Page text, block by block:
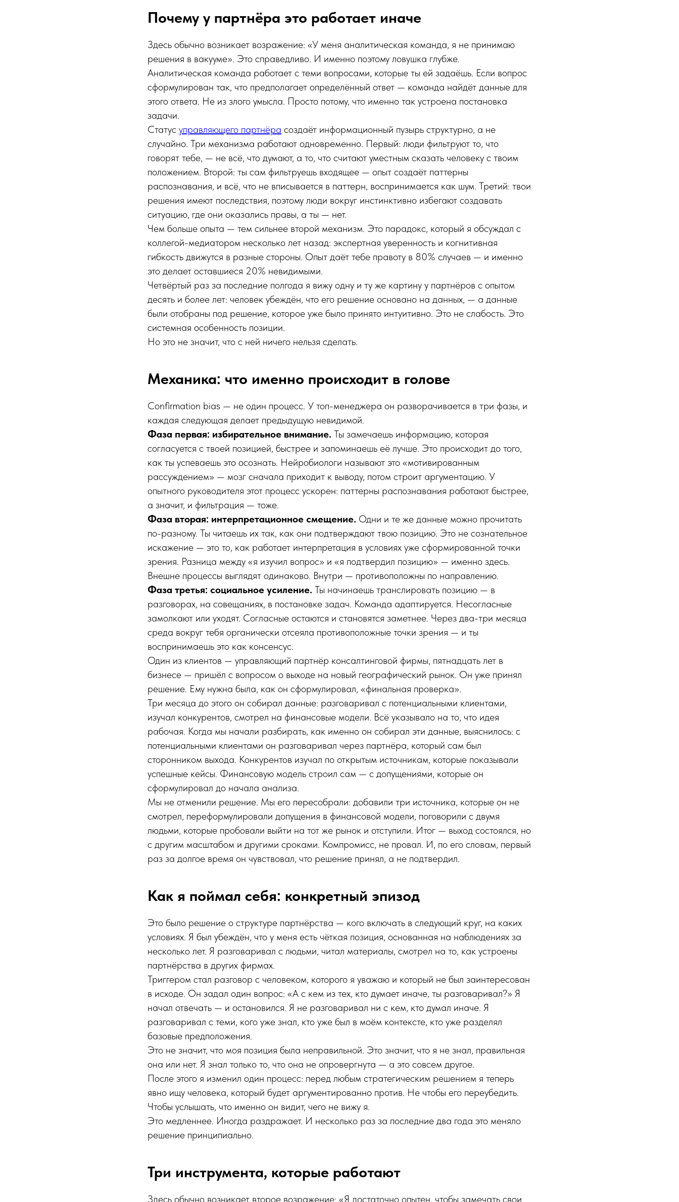
Почему у партнёра это работает иначе
Здесь обычно возникает возражение: «У меня аналитическая команда, я не принимаю
решения в вакууме». Это справедливо. И именно поэтому ловушка глубже.
Аналитическая команда работает с теми вопросами, которые ты ей задаёшь. Если вопрос
сформулирован так, что предполагает определённый ответ — команда найдёт данные для
этого ответа. Не из злого умысла. Просто потому, что именно так устроена постановка
задачи.
Статус управляющего партнёра создаёт информационный пузырь структурно, а не
случайно. Три механизма работают одновременно. Первый: люди фильтруют то, что
говорят тебе, — не всё, что думают, а то, что считают уместным сказать человеку с твоим
положением. Второй: ты сам фильтруешь входящее — опыт создаёт паттерны
распознавания, и всё, что не вписывается в паттерн, воспринимается как шум. Третий: твои
решения имеют последствия, поэтому люди вокруг инстинктивно избегают создавать
ситуацию, где они оказались правы, а ты — нет.
Чем больше опыта — тем сильнее второй механизм. Это парадокс, который я обсуждал с
коллегой-медиатором несколько лет назад: экспертная уверенность и когнитивная
гибкость движутся в разные стороны. Опыт даёт тебе правоту в 80% случаев — и именно
это делает оставшиеся 20% невидимыми.
Четвёртый раз за последние полгода я вижу одну и ту же картину у партнёров с опытом
десять и более лет: человек убеждён, что его решение основано на данных, — а данные
были отобраны под решение, которое уже было принято интуитивно. Это не слабость. Это
системная особенность позиции.
Но это не значит, что с ней ничего нельзя сделать.
Механика: что именно происходит в голове
Confirmation bias — не один процесс. У топ-менеджера он разворачивается в три фазы, и
каждая следующая делает предыдущую невидимой.
Фаза первая: избирательное внимание. Ты замечаешь информацию, которая
согласуется с твоей позицией, быстрее и запоминаешь её лучше. Это происходит до того,
как ты успеваешь это осознать. Нейробиологи называют это «мотивированным
рассуждением» — мозг сначала приходит к выводу, потом строит аргументацию. У
опытного руководителя этот процесс ускорен: паттерны распознавания работают быстрее,
а значит, и фильтрация — тоже.
Фаза вторая: интерпретационное смещение. Одни и те же данные можно прочитать
по-разному. Ты читаешь их так, как они подтверждают твою позицию. Это не сознательное
искажение — это то, как работает интерпретация в условиях уже сформированной точки
зрения. Разница между «я изучил вопрос» и «я подтвердил позицию» — именно здесь.
Внешне процессы выглядят одинаково. Внутри — противоположны по направлению.
Фаза третья: социальное усиление. Ты начинаешь транслировать позицию — в
разговорах, на совещаниях, в постановке задач. Команда адаптируется. Несогласные
замолкают или уходят. Согласные остаются и становятся заметнее. Через два-три месяца
среда вокруг тебя органически отсеяла противоположные точки зрения — и ты
воспринимаешь это как консенсус.
Один из клиентов — управляющий партнёр консалтинговой фирмы, пятнадцать лет в
бизнесе — пришёл с вопросом о выходе на новый географический рынок. Он уже принял
решение. Ему нужна была, как он сформулировал, «финальная проверка».
Три месяца до этого он собирал данные: разговаривал с потенциальными клиентами,
изучал конкурентов, смотрел на финансовые модели. Всё указывало на то, что идея
рабочая. Когда мы начали разбирать, как именно он собирал эти данные, выяснилось: с
потенциальными клиентами он разговаривал через партнёра, который сам был
сторонником выхода. Конкурентов изучал по открытым источникам, которые показывали
успешные кейсы. Финансовую модель строил сам — с допущениями, которые он
сформулировал до начала анализа.
Мы не отменили решение. Мы его пересобрали: добавили три источника, которые он не
смотрел, переформулировали допущения в финансовой модели, поговорили с двумя
людьми, которые пробовали выйти на тот же рынок и отступили. Итог — выход состоялся, но
с другим масштабом и другими сроками. Компромисс, не провал. И, по его словам, первый
раз за долгое время он чувствовал, что решение принял, а не подтвердил.
Как я поймал себя: конкретный эпизод
Это было решение о структуре партнёрства — кого включать в следующий круг, на каких
условиях. Я был убеждён, что у меня есть чёткая позиция, основанная на наблюдениях за
несколько лет. Я разговаривал с людьми, читал материалы, смотрел на то, как устроены
партнёрства в других фирмах.
Триггером стал разговор с человеком, которого я уважаю и который не был заинтересован
в исходе. Он задал один вопрос: «А с кем из тех, кто думает иначе, ты разговаривал?» Я
начал отвечать — и остановился. Я не разговаривал ни с кем, кто думал иначе. Я
разговаривал с теми, кого уже знал, кто уже был в моём контексте, кто уже разделял
базовые предположения.
Это не значит, что моя позиция была неправильной. Это значит, что я не знал, правильная
она или нет. Я знал только то, что она не опровергнута — а это совсем другое.
После этого я изменил один процесс: перед любым стратегическим решением я теперь
явно ищу человека, который будет аргументированно против. Не чтобы его переубедить.
Чтобы услышать, что именно он видит, чего не вижу я.
Это медленнее. Иногда раздражает. И несколько раз за последние два года это меняло
решение принципиально.
Три инструмента, которые работают
Здесь обычно возникает второе возражение: «Я достаточно опытен, чтобы замечать свои